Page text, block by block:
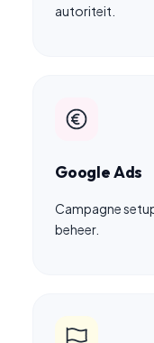
autoriteit.
Google Ads
Campagne
beheer.